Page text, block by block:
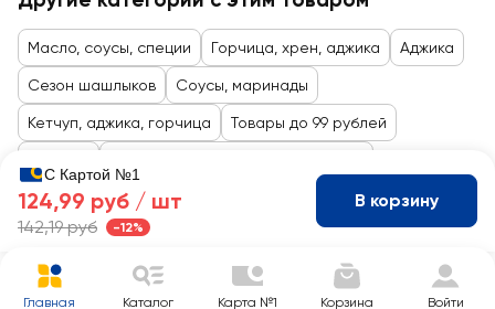
Масло, соусы, специи Горчица, хрен, аджика Аджика
Сезон шашлыков Соусы, маринады
Кетчуп, аджика, горчица Товары до 99 рублей
С Картой №1
124,99 руб / шт
142,19 руб -12%
В корзину
Главная Каталог Карта №1 Корзина Войти